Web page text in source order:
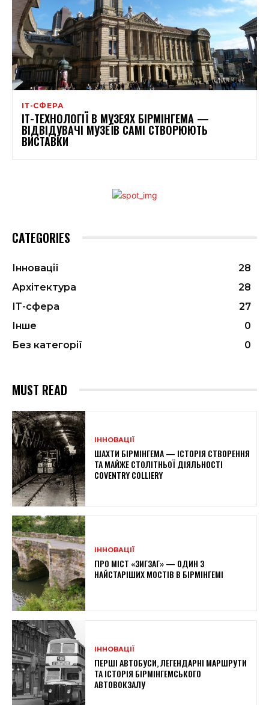
ІТ-СФЕРА
ІТ-ТЕХНОЛОГІЇ В МУЗЕЯХ БІРМІНГЕМА —
ВІДВІДУВАЧІ МУЗЕЇВ САМІ СТВОРЮЮТЬ
ВИСТАВКИ
CATEGORIES
Інновації
28
Архітектура
28
ІТ-сфера
27
Інше
0
Без категорії
0
MUST READ
ІННОВАЦІЇ
ШАХТИ БІРМІНГЕМА — ІСТОРІЯ СТВОРЕННЯ
ТА МАЙЖЕ СТОЛІТНЬОЇ ДІЯЛЬНОСТІ
COVENTRY COLLIERY
ІННОВАЦІЇ
ПРО МІСТ «ЗИГЗАГ» — ОДИН З
НАЙСТАРІШИХ МОСТІВ В БІРМІНГЕМІ
ІННОВАЦІЇ
ПЕРШІ АВТОБУСИ, ЛЕГЕНДАРНІ МАРШРУТИ
ТА ІСТОРІЯ БІРМІНГЕМСЬКОГО
АВТОВОКЗАЛУ